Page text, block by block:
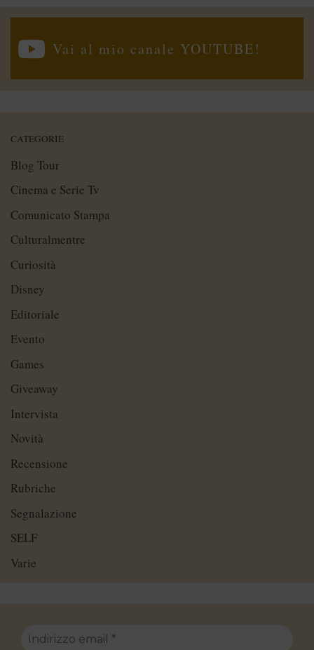
Vai al mio canale YOUTUBE!
CATEGORIE
Blog Tour
Cinema e Serie Tv
Comunicato Stampa
Culturalmentre
Curiosità
Disney
Editoriale
Evento
Games
Giveaway
Intervista
Novità
Recensione
Rubriche
Segnalazione
SELF
Varie